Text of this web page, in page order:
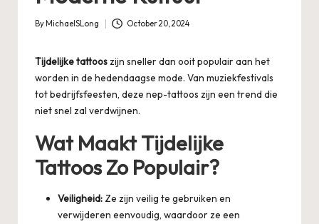
Posted
By MichaelSLong October 20, 2024
Tijdelijke tattooszijn sneller dan ooit populair aan het
worden in de hedendaagse mode. Van muziekfestivals
tot bedrijfsfeesten, deze nep-tattoos zijn een trend die
niet snel zal verdwijnen.
Wat Maakt Tijdelijke
Tattoos Zo Populair?
Veiligheid: Ze zijn veilig te gebruiken en
verwijderen eenvoudig, waardoor ze een